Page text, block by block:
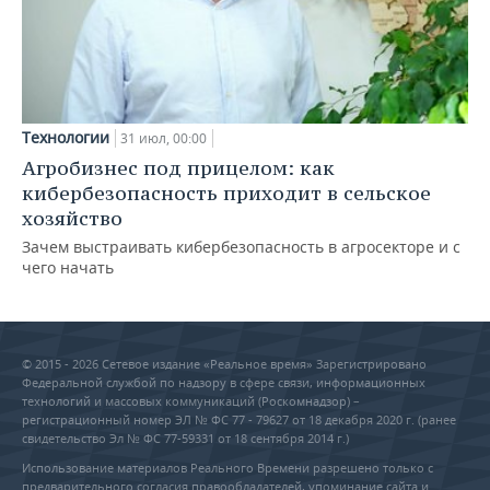
Технологии 31 июл, 00:00
Агробизнес под прицелом: как
кибербезопасность приходит в сельское
хозяйство
Зачем выстраивать кибербезопасность в агросекторе и с
чего начать
© 2015 - 2026 Сетевое издание «Реальное время» Зарегистрировано
Федеральной службой по надзору в сфере связи, информационных
технологий и массовых коммуникаций (Роскомнадзор) –
регистрационный номер ЭЛ № ФС 77 - 79627 от 18 декабря 2020 г. (ранее
свидетельство Эл № ФС 77-59331 от 18 сентября 2014 г.)
Использование материалов Реального Времени разрешено только с
предварительного согласия правообладателей, упоминание сайта и